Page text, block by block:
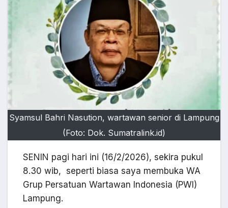
Syamsul Bahri Nasution, wartawan senior di Lampung
(Foto: Dok. Sumatralink.id)
SENIN pagi hari ini (16/2/2026), sekira pukul
8.30 wib, seperti biasa saya membuka WA
Grup Persatuan Wartawan Indonesia (PWI)
Lampung.